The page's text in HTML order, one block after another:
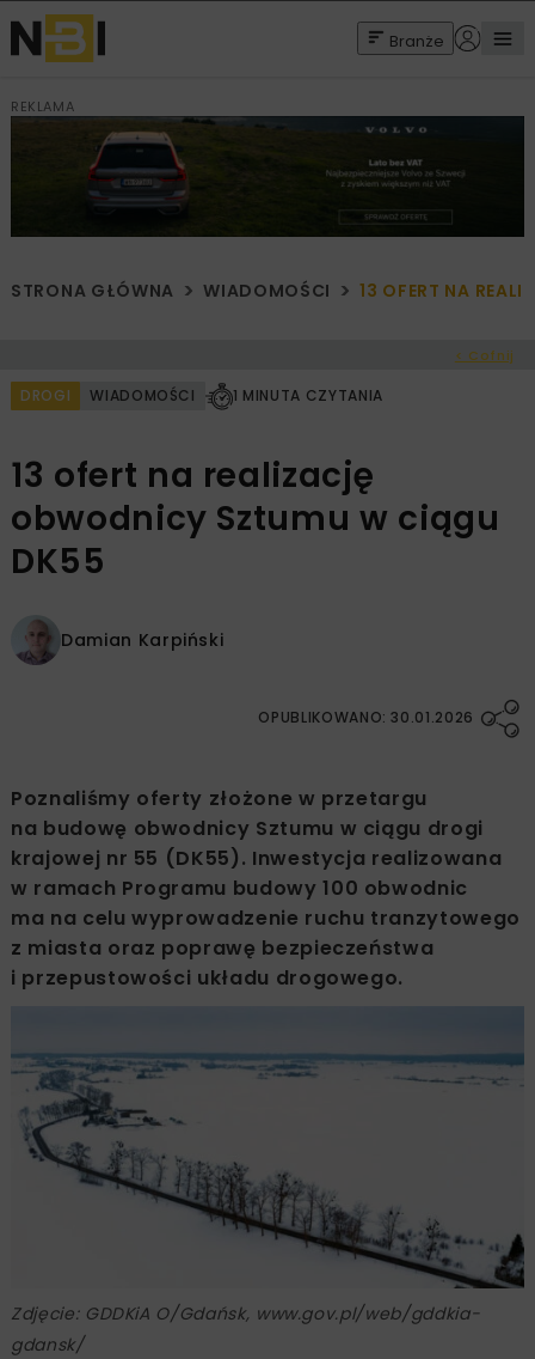
Branże
REKLAMA
STRONA GŁÓWNA WIADOMOŚCI 13 OFERT NA
< Cofnij
DROGI WIADOMOŚCI 1 MINUTA CZYTANIA
13 ofert na realizację
obwodnicy Sztumu w ciągu
DK55
Damian Karpiński
OPUBLIKOWANO: 30.01.2026
Poznaliśmy oferty złożone w przetargu
na budowę obwodnicy Sztumu w ciągu drogi
krajowej nr 55 (DK55). Inwestycja realizowana
w ramach Programu budowy 100 obwodnic
ma na celu wyprowadzenie ruchu tranzytowego
z miasta oraz poprawę bezpieczeństwa
i przepustowości układu drogowego.
Zdjęcie: GDDKiA O/Gdańsk, www.gov.pl/web/gddkia-
gdansk/